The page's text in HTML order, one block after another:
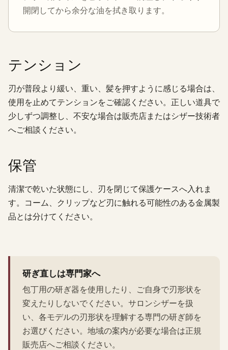
開閉してから余分な油を拭き取ります。
テンション
刃が普段より緩い、重い、髪を押すように感じる場合は、
使用を止めてテンションをご確認ください。正しい道具で
少しずつ調整し、不安な場合は販売店またはシザー技術者
へご相談ください。
保管
清潔で乾いた状態にし、刃を閉じて保護ケースへ入れま
す。コーム、クリップなど刃に触れる可能性のある金属製
品とは分けてください。
研ぎ直しは専門家へ
包丁用の研ぎ器を使用したり、ご自身で刃形状を
変えたりしないでください。サロンシザーを扱
い、各モデルの刃形状を理解する専門の研ぎ師を
お選びください。地域の案内が必要な場合は正規
販売店へご相談ください。